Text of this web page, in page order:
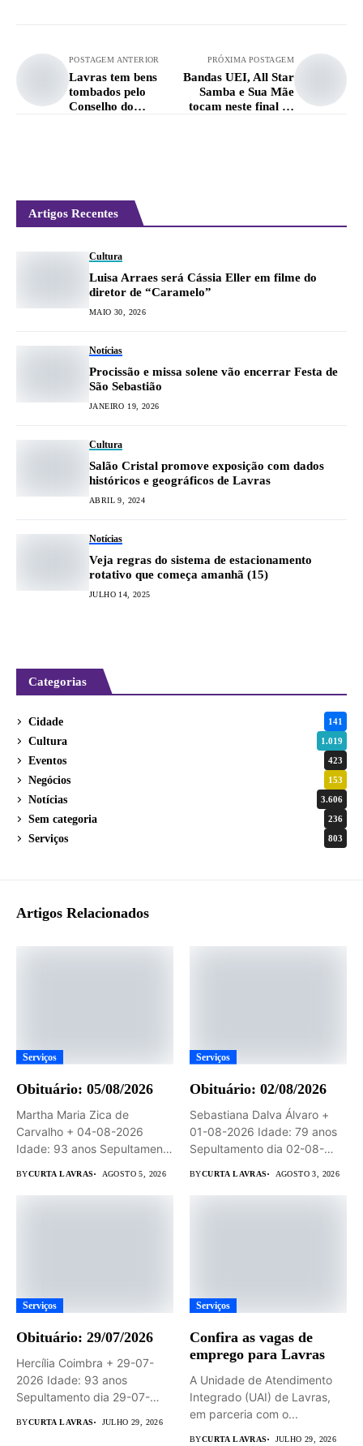
POSTAGEM ANTERIOR
Lavras tem bens
tombados pelo
Conselho do
PRÓXIMA POSTAGEM
Bandas UEI, All Star
Samba e Sua Mãe
tocam neste final de
Artigos Recentes
Cultura
Luisa Arraes será Cássia Eller em filme do
diretor de “Caramelo”
MAIO 30, 2026
Notícias
Procissão e missa solene vão encerrar Festa de
São Sebastião
JANEIRO 19, 2026
Cultura
Salão Cristal promove exposição com dados
históricos e geográficos de Lavras
ABRIL 9, 2024
Notícias
Veja regras do sistema de estacionamento
rotativo que começa amanhã (15)
JULHO 14, 2025
Categorias
Cidade 141
Cultura 1.019
Eventos 423
Negócios 153
Notícias 3.606
Sem categoria 236
Serviços 803
Artigos Relacionados
Serviços
Obituário: 05/08/2026
Martha Maria Zica de
Carvalho + 04-08-2026
Idade: 93 anos Sepultamento
BYCURTA LAVRAS AGOSTO 5, 2026
Serviços
Obituário: 02/08/2026
Sebastiana Dalva Álvaro +
01-08-2026 Idade: 79 anos
Sepultamento dia 02-08-
BYCURTA LAVRAS AGOSTO 3, 2026
Serviços
Obituário: 29/07/2026
Hercília Coimbra + 29-07-
2026 Idade: 93 anos
Sepultamento dia 29-07-
BYCURTA LAVRAS JULHO 29, 2026
Serviços
Confira as vagas de
emprego para Lavras
A Unidade de Atendimento
Integrado (UAI) de Lavras,
em parceria com o...
BYCURTA LAVRAS JULHO 29, 2026